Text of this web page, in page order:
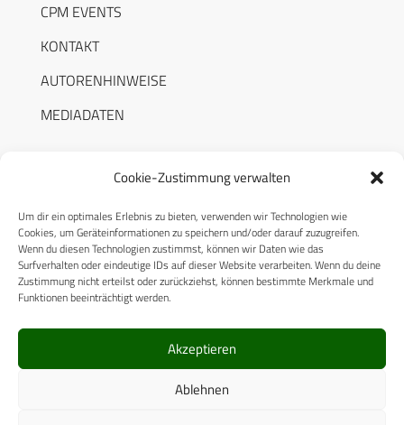
Cookie-Zustimmung verwalten
Um dir ein optimales Erlebnis zu bieten, verwenden wir Technologien wie
Cookies, um Geräteinformationen zu speichern und/oder darauf zuzugreifen.
Wenn du diesen Technologien zustimmst, können wir Daten wie das
Surfverhalten oder eindeutige IDs auf dieser Website verarbeiten. Wenn du deine
Zustimmung nicht erteilst oder zurückziehst, können bestimmte Merkmale und
Funktionen beeinträchtigt werden.
Akzeptieren
Ablehnen
CPM EVENTS
KONTAKT
AUTORENHINWEISE
MEDIADATEN
RECHTLICHES
Datenschutzerklärung
Cookie-Richtlinie (EU)